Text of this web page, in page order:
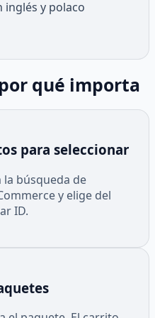
inglés y polaco
qué importa
para seleccionar
búsqueda de
y elige del
ID.